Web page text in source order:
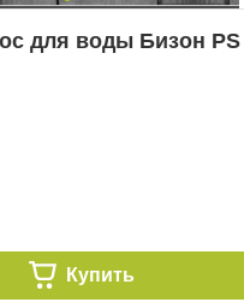
для воды Бизон PS
Купить